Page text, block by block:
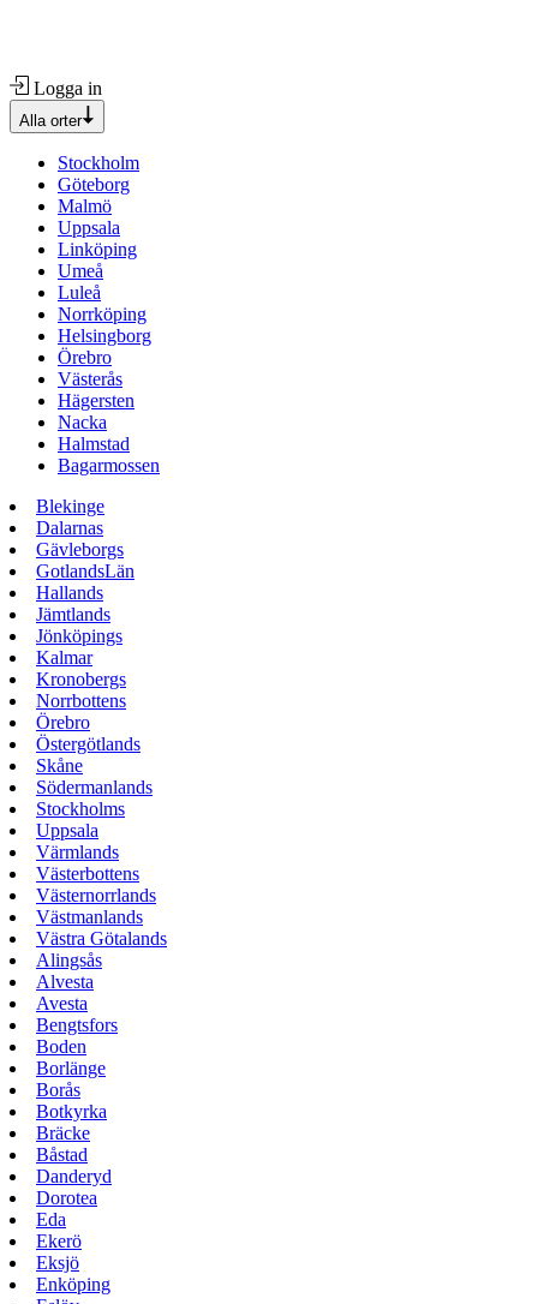
Logga in
Alla orter
Stockholm
Göteborg
Malmö
Uppsala
Linköping
Umeå
Luleå
Norrköping
Helsingborg
Örebro
Västerås
Hägersten
Nacka
Halmstad
Bagarmossen
Blekinge
Dalarnas
Gävleborgs
GotlandsLän
Hallands
Jämtlands
Jönköpings
Kalmar
Kronobergs
Norrbottens
Örebro
Östergötlands
Skåne
Södermanlands
Stockholms
Uppsala
Värmlands
Västerbottens
Västernorrlands
Västmanlands
Västra Götalands
Alingsås
Alvesta
Avesta
Bengtsfors
Boden
Borlänge
Borås
Botkyrka
Bräcke
Båstad
Danderyd
Dorotea
Eda
Ekerö
Eksjö
Enköping